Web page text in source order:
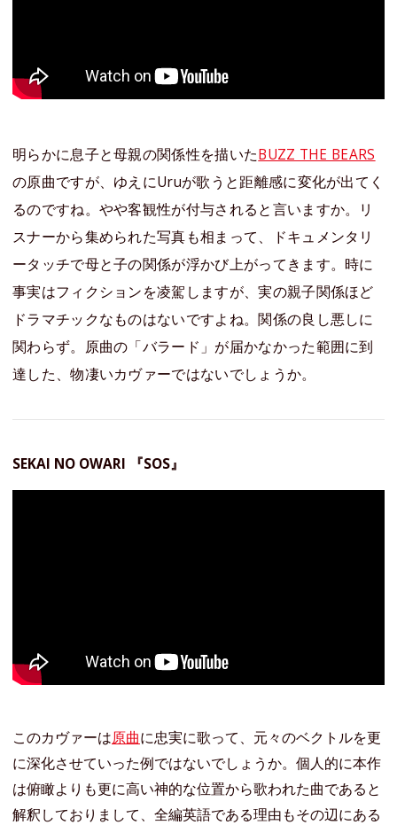
明らかに息子と母親の関係性を描いたBUZZ THE BEARS
の原曲ですが、ゆえにUruが歌うと距離感に変化が出てく
るのですね。やや客観性が付与されると言いますか。リ
スナーから集められた写真も相まって、ドキュメンタリ
ータッチで母と子の関係が浮かび上がってきます。時に
事実はフィクションを凌駕しますが、実の親子関係ほど
ドラマチックなものはないですよね。関係の良し悪しに
関わらず。原曲の「バラード」が届かなかった範囲に到
達した、物凄いカヴァーではないでしょうか。
SEKAI NO OWARI 『SOS』
このカヴァーは原曲に忠実に歌って、元々のベクトルを更
に深化させていった例ではないでしょうか。個人的に本作
は俯瞰よりも更に高い神的な位置から歌われた曲であると
解釈しておりまして、全編英語である理由もその辺にある